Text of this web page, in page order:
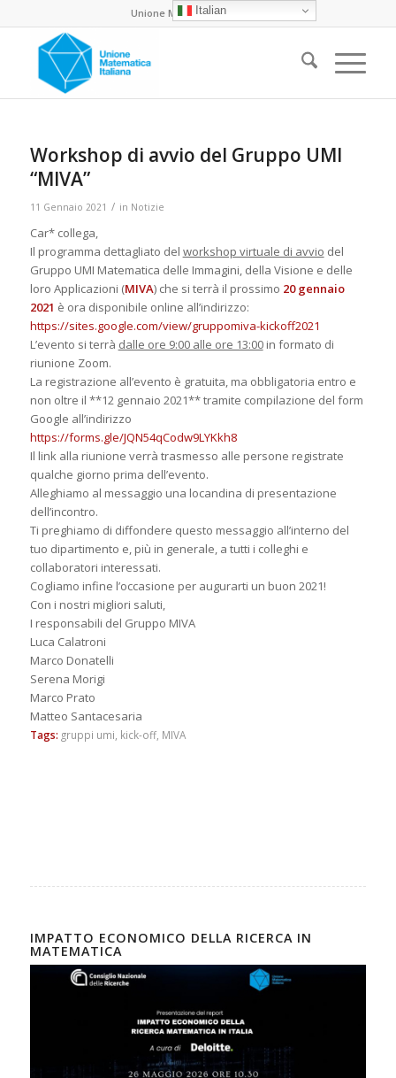
Unione Matematica Italiana
Workshop di avvio del Gruppo UMI
“MIVA”
11 Gennaio 2021 / in Notizie
Car* collega,
Il programma dettagliato del workshop virtuale di avvio del
Gruppo UMI Matematica delle Immagini, della Visione e delle
loro Applicazioni (MIVA) che si terrà il prossimo 20 gennaio
2021 è ora disponibile online all’indirizzo:
https://sites.google.com/view/gruppomiva-kickoff2021
L’evento si terrà dalle ore 9:00 alle ore 13:00in formato di
riunione Zoom.
La registrazione all’evento è gratuita, ma obbligatoria entro e
non oltre il **12 gennaio 2021** tramite compilazione del form
Google all’indirizzo
https://forms.gle/JQN54qCodw9LYKkh8
Il link alla riunione verrà trasmesso alle persone registrate
qualche giorno prima dell’evento.
Alleghiamo al messaggio una locandina di presentazione
dell’incontro.
Ti preghiamo di diffondere questo messaggio all’interno del
tuo dipartimento e, più in generale, a tutti i colleghi e
collaboratori interessati.
Cogliamo infine l’occasione per augurarti un buon 2021!
Con i nostri migliori saluti,
I responsabili del Gruppo MIVA
Luca Calatroni
Marco Donatelli
Serena Morigi
Marco Prato
Matteo Santacesaria
Tags: gruppi umi kick-off, MIVA
IMPATTO ECONOMICO DELLA RICERCA IN
MATEMATICA
Italian